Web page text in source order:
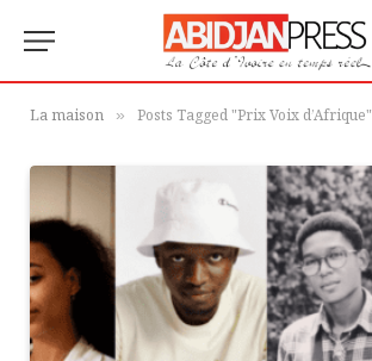
La maison » Posts Tagged "Prix Voix d’Afrique"